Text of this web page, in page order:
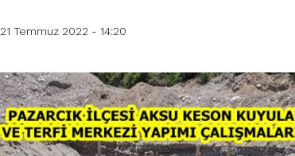
21 Temmuz 2022 - 14:20